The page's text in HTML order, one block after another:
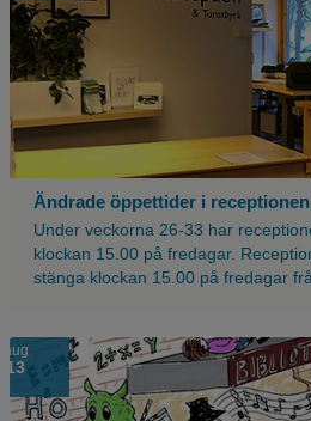
Ändrade öppettider i receptionen
Under veckorna 26-33 har
klockan 15.00 på fredagar.
stänga klockan 15.00 på fredagar
och
turistbyrå
aug
13
Aneby
bibliotek